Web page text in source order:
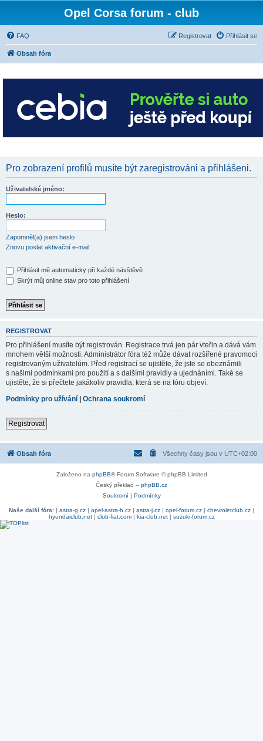
Opel Corsa forum - club
FAQ Přihlásit se
Registrovat
Obsah fóra
Pro zobrazení profilů musíte být zaregistrováni a přihlášeni.
Uživatelské jméno:
Heslo:
Zapomněl(a) jsem heslo
Znovu poslat aktivační e-mail
Přihlásit mě automaticky při každé návštěvě
Skrýt můj online stav pro toto přihlášení
REGISTROVAT
Pro přihlášení musíte být registrován. Registrace trvá jen pár vteřin a dává vám
mnohem větší možnosti. Administrátor fóra též může dávat rozšířené pravomoci
registrovaným uživatelům. Před registrací se ujistěte, že jste se obeznámili
s našimi podmínkami pro použití a s dalšími pravidly a ujednáními. Také se
ujistěte, že si přečtete jakákoliv pravidla, která se na fóru objeví.
Podmínky pro užívání | Ochrana soukromí
Registrovat
Obsah fóra Všechny časy jsou v UTC+02:00
Založeno na phpBB® Forum Software © phpBB Limited
Český překlad – phpBB.cz
Soukromí| Podmínky
Naše další fóra: | astra-g.cz | opel-astra-h.cz | astra-j.cz | opel-forum.cz | chevroletclub.cz |
hyundaiclub.net| club-fiat.com| kia-club.net| suzuki-forum.cz